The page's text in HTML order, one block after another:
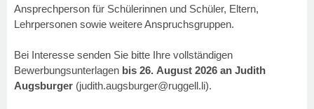
Ansprechperson für Schülerinnen und Schüler, Eltern,
Lehrpersonen sowie weitere Anspruchsgruppen.
Bei Interesse senden Sie bitte Ihre vollständigen
Bewerbungsunterlagen bis 26. August 2026 an Judith
Augsburger (judith.augsburger@ruggell.li).